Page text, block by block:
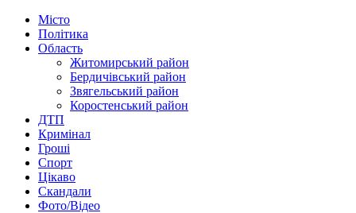
Місто
Політика
Область
Житомирський район
Бердичівський район
Звягельський район
Коростенський район
ДТП
Кримінал
Гроші
Спорт
Цікаво
Скандали
Фото/Відео